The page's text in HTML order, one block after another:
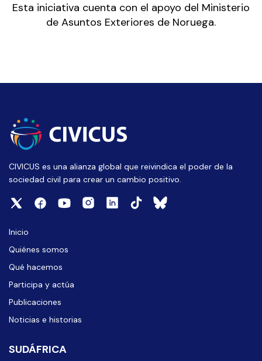
Esta iniciativa cuenta con el apoyo del Ministerio
de Asuntos Exteriores de Noruega.
CIVICUS es una alianza global que reivindica el poder de la
sociedad civil para crear un cambio positivo.
Inicio
Quiénes somos
Qué hacemos
Participa y actúa
Publicaciones
Noticias e historias
SUDÁFRICA